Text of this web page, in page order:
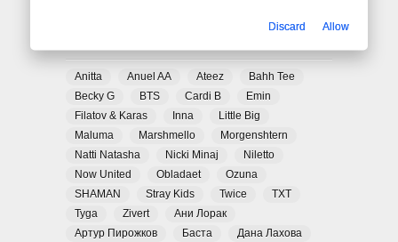
Anitta Anuel AA Ateez
Bahh Tee
Becky G
BTS Cardi B
Emin
Filatov & Karas
Inna
Little Big
Maluma
Marshmello
Morgenshtern
Natti Natasha
Nicki Minaj
Niletto
Now United
Obladaet
Ozuna
SHAMAN
Stray Kids Twice
TXT
Tyga
Zivert
Ани Лорак
Артур Пирожков
Баста
Дана Лахова
Discard Allow